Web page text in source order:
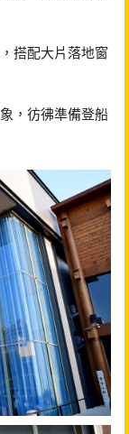
搭配大片落地窗
，彷彿準備登船